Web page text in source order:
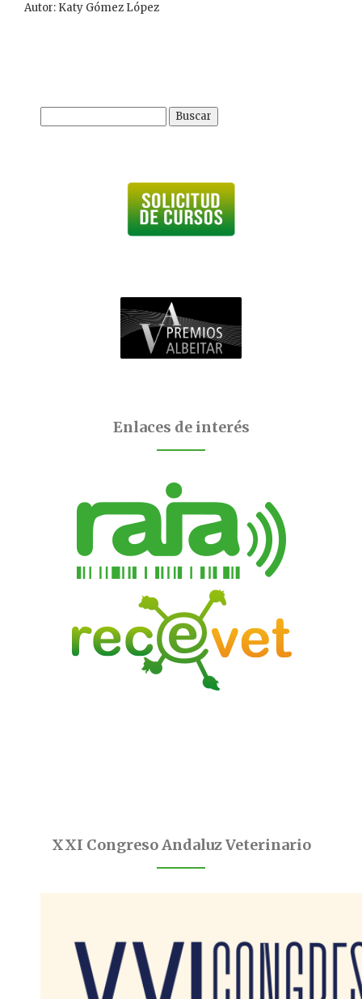
Autor: Katy Gómez López
Buscar:
Enlaces de interés
XXI Congreso Andaluz Veterinario